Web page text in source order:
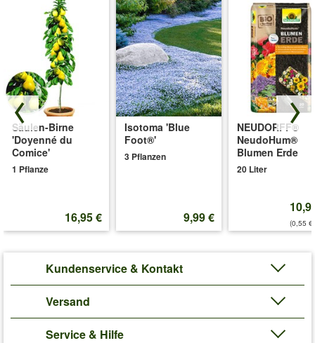
Säulen-Birne
'Doyenné du
Comice'
1 Pflanze
16,95 €
Isotoma 'Blue
Foot®'
3 Pflanzen
9,99 €
NEUDORFF®
NeudoHum®
Blumen Erde
20 Liter
(0,55
Kundenservice & Kontakt
Versand
Service & Hilfe